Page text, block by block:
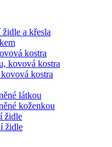
a křesla
kostra
kovová kostra
kostra
látkou
koženkou
židle
židle